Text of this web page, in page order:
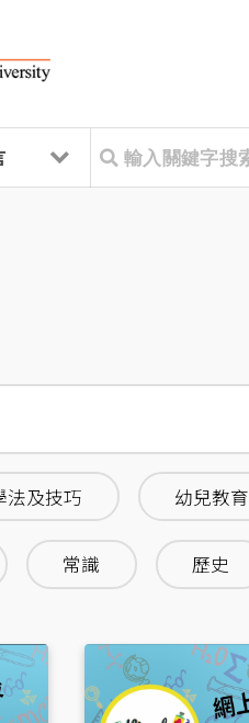
法及技巧 幼兒教育
常識 歷史